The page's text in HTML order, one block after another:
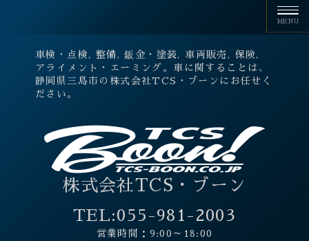
車検・点検, 整備, 鈑金・塗装, 車両販売, 保険,
アライメント・エーミング。車に関することは、
静岡県三島市の株式会社TCS・ブーンにお任せく
ださい。
株式会社TCS・ブーン
TEL:055-981-2003
営業時間：9:00～18:00